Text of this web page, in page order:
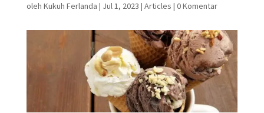
oleh Kukuh Ferlanda | Jul 1, 2023 | Articles | 0 Komentar